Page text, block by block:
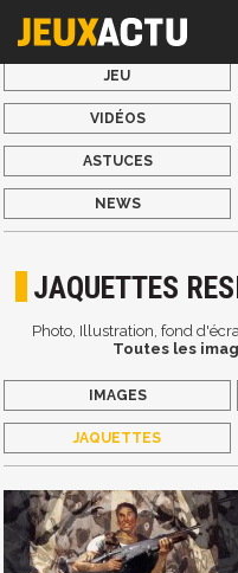
JEU
VIDÉOS
ASTUCES
NEWS
JAQUETTES
Photo, Illustration, fond
Toutes les
IMAGES
JAQUETTES